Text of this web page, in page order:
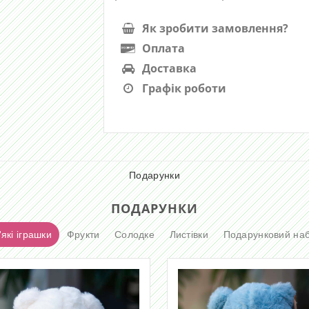
Як зробити замовлення?
Оплата
Доставка
Графік роботи
Подарунки
ПОДАРУНКИ
іграшки Фрукти Солодке Листівки Подарунковий